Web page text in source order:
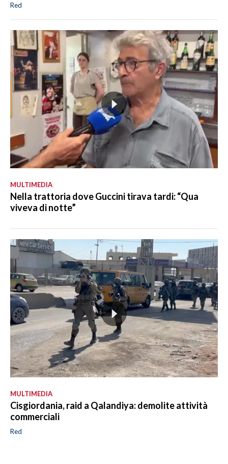
Red
MULTIMEDIA
Nella trattoria dove Guccini tirava tardi: “Qua
viveva di notte”
MULTIMEDIA
Cisgiordania, raid a Qalandiya: demolite attività
commerciali
Red